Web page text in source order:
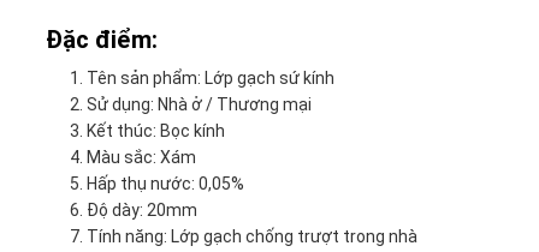
Đặc điểm:
Tên sản phẩm: Lớp gạch sứ kính
Sử dụng: Nhà ở / Thương mại
Kết thúc: Bọc kính
Màu sắc: Xám
Hấp thụ nước: 0,05%
Độ dày: 20mm
Tính năng: Lớp gạch chống trượt trong nhà